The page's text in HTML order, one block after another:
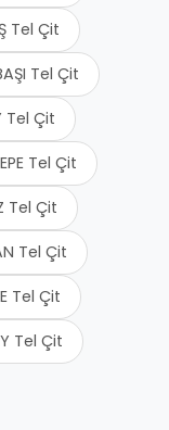
Tel Çit
Tel Çit
Tel Çit
Tel Çit
Tel Çit
Tel Çit
Tel Çit
Tel Çit